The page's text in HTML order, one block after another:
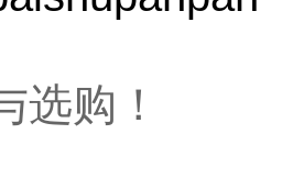
选购！